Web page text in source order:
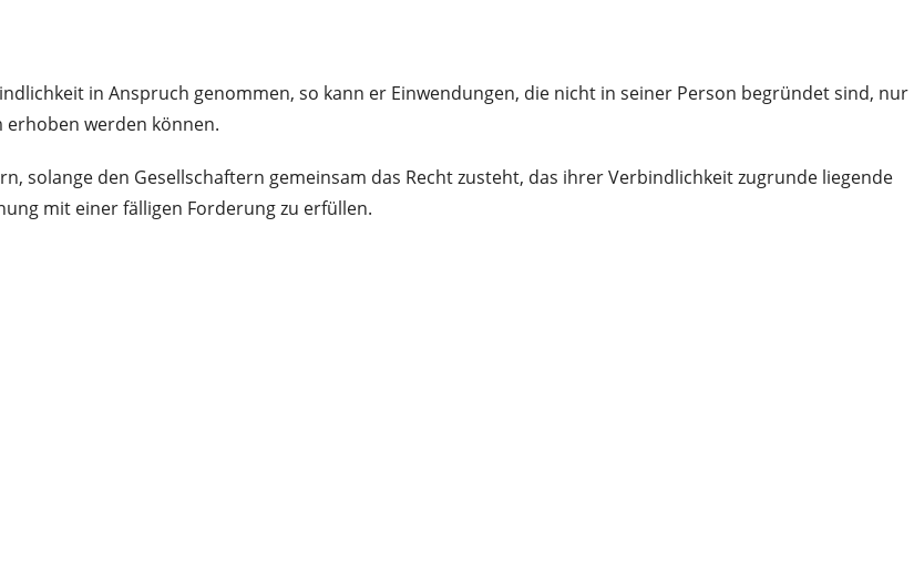
in Anspruch genommen, so kann er Einwendungen, die nicht in seiner Person begründet sind, nur
erhoben werden können.
solange den Gesellschaftern gemeinsam das Recht zusteht, das ihrer Verbindlichkeit zugrunde liegende
mit einer fälligen Forderung zu erfüllen.